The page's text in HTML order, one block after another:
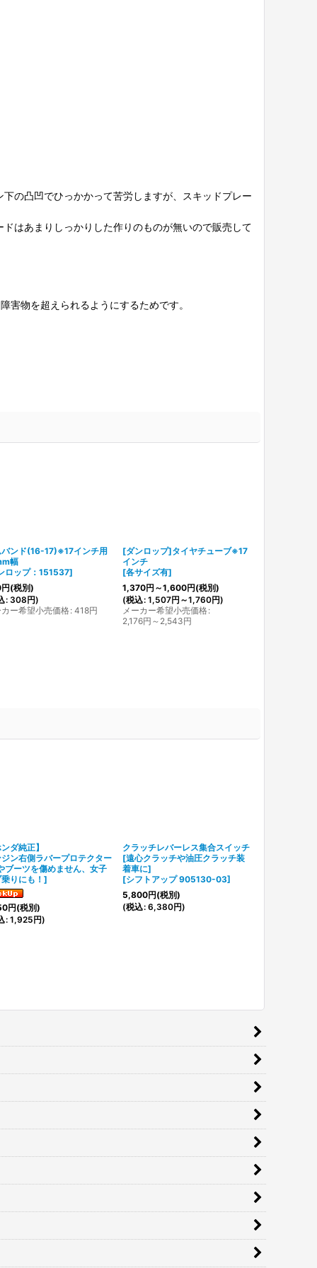
の凸凹でひっかかって苦労しますが、スキッドプレー
はあまりしっかりした作りのものが無いので販売して
物を超えられるようにするためです。
ンド(16-17)※17インチ用
幅
ロップ：151537]
円(税別)
: 308円)
ー希望小売価格: 418円
[ダンロップ]タイヤチューブ※17
インチ
[各サイズ有]
1,370円 ～1,600円(税別)
(税込: 1,507円 ～1,760円)
メーカー希望小売価格:
2,176円 ～2,543円
ダ純正】
ン右側ラバープロテクター
ブーツを傷めません、女子
りにも！ ]
円(税別)
: 1,925円)
クラッチレバーレス集合スイッチ
[遠心クラッチや油圧クラッチ装
着車に]
[シフトアップ 905130-03]
5,800円(税別)
(税込: 6,380円)